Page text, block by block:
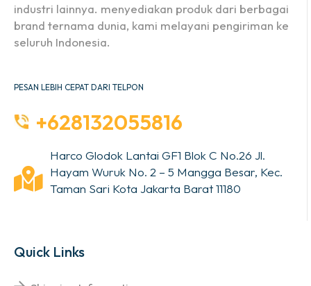
industri lainnya. menyediakan produk dari berbagai
brand ternama dunia, kami melayani pengiriman ke
seluruh Indonesia.
PESAN LEBIH CEPAT DARI TELPON
+628132055816
Harco Glodok Lantai GF1 Blok C No.26 Jl.
Hayam Wuruk No. 2 – 5 Mangga Besar, Kec.
Taman Sari Kota Jakarta Barat 11180
Quick Links